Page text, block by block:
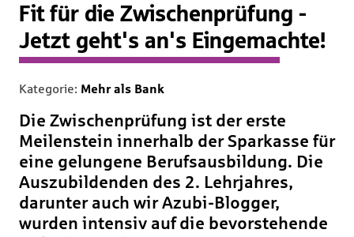
Fit für die Zwischenprüfung -
Jetzt geht's an's Eingemachte!
Kategorie: Mehr als Bank
Die Zwischenprüfung ist der erste
Meilenstein innerhalb der Sparkasse für
eine gelungene Berufsausbildung. Die
Auszubildenden des 2. Lehrjahres,
darunter auch wir Azubi-Blogger,
wurden intensiv auf die bevorstehende